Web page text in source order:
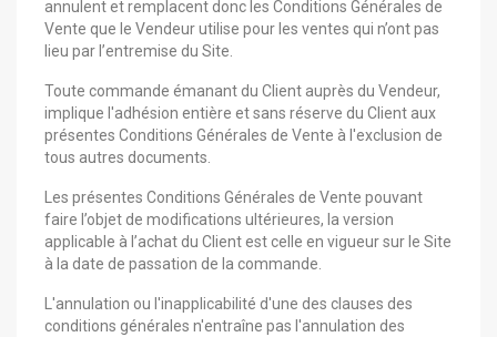
annulent et remplacent donc les Conditions Générales de
Vente que le Vendeur utilise pour les ventes qui n’ont pas
lieu par l’entremise du Site.
Toute commande émanant du Client auprès du Vendeur,
implique l'adhésion entière et sans réserve du Client aux
présentes Conditions Générales de Vente à l'exclusion de
tous autres documents.
Les présentes Conditions Générales de Vente pouvant
faire l’objet de modifications ultérieures, la version
applicable à l’achat du Client est celle en vigueur sur le Site
à la date de passation de la commande.
L'annulation ou l'inapplicabilité d'une des clauses des
conditions générales n'entraîne pas l'annulation des